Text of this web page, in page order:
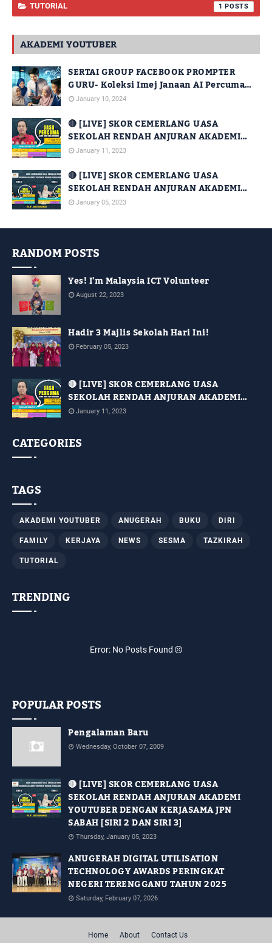
TUTORIAL 1
AKADEMI YOUTUBER
SERTAI GROUP FACEBOOK PROMPTER
GURU- Koleksi Imej Janaan AI Percuma
Untuk Kegunaan Guru
January 10, 2024
🔴 [LIVE] SKOR CEMERLANG UASA
SEKOLAH RENDAH ANJURAN AKADEMI
YOUTUBER DENGAN KERJASAMA JPN
January 11, 2023
🔴 [LIVE] SKOR CEMERLANG UASA
SEKOLAH RENDAH ANJURAN AKADEMI
YOUTUBER DENGAN KERJASAMA JPN
January 05, 2023
RANDOM POSTS
Yes! I'm Malaysia ICT Volunteer
August 22, 2023
Hadir 3 Majlis Sekolah Hari Ini!
February 05, 2023
🔴 [LIVE] SKOR CEMERLANG UASA
SEKOLAH RENDAH ANJURAN AKADEMI
YOUTUBER DENGAN KERJASAMA JPN
January 11, 2023
CATEGORIES
TAGS
AKADEMI YOUTUBER ANUGERAH BUKU DIRI
FAMILY KERJAYA NEWS SESMA TAZKIRAH
TUTORIAL
TRENDING
Error: No Posts Found
POPULAR POSTS
Pengalaman Baru
Wednesday, October 07, 2009
🔴 [LIVE] SKOR CEMERLANG UASA
SEKOLAH RENDAH ANJURAN AKADEMI
YOUTUBER DENGAN KERJASAMA JPN
SABAH [SIRI 2 DAN SIRI 3]
Thursday, January 05, 2023
ANUGERAH DIGITAL UTILISATION
TECHNOLOGY AWARDS PERINGKAT
NEGERI TERENGGANU TAHUN 2025
Saturday, February 07, 2026
Home About Contact Us